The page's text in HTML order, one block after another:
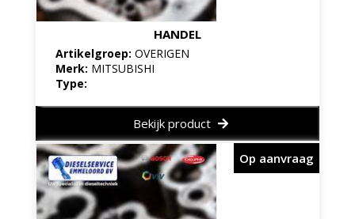
HANDEL
Artikelgroep: OVERIGEN
Merk: MITSUBISHI
Type:
Bekijk product
Op aanvraag